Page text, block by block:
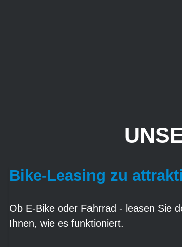
Bike-Leasing zu
Ob E-Bike oder Fahrrad - leasen Sie
Ihnen, wie es funktioniert.